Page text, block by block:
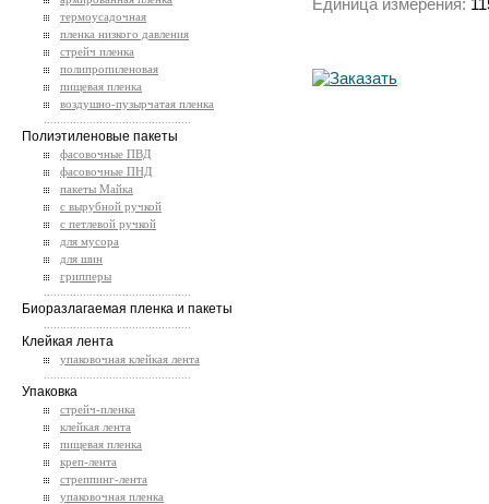
Единица измерения:
термоусадочная
пленка низкого давления
стрейч пленка
полипропиленовая
пищевая пленка
воздушно-пузырчатая пленка
Полиэтиленовые пакеты
фасовочные ПВД
фасовочные ПНД
пакеты Майка
с вырубной ручкой
с петлевой ручкой
для мусора
для шин
грипперы
Биоразлагаемая пленка и пакеты
Клейкая лента
упаковочная клейкая лента
Упаковка
стрейч-пленка
клейкая лента
пищевая пленка
креп-лента
стреппинг-лента
упаковочная пленка